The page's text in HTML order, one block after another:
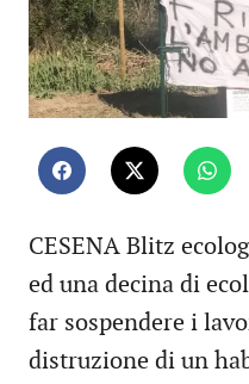
CESENA Blitz
ed una decina di
far sospendere i
distruzione di un